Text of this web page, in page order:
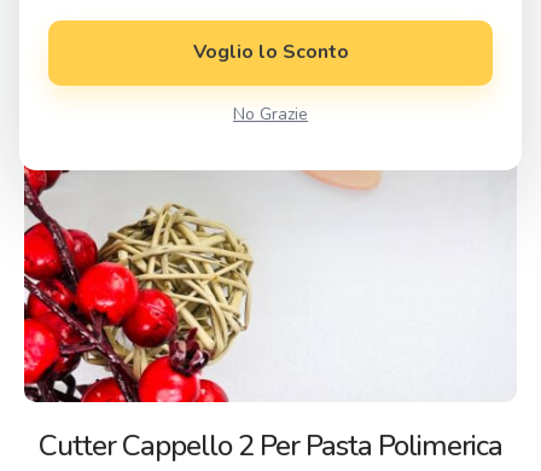
Cutter Cappello 2 Per Pasta Polimerica
Voglio lo Sconto
No Grazie